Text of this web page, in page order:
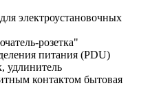
электроустановочных
розетка"
питания (PDU)
удлинитель
контактом бытовая